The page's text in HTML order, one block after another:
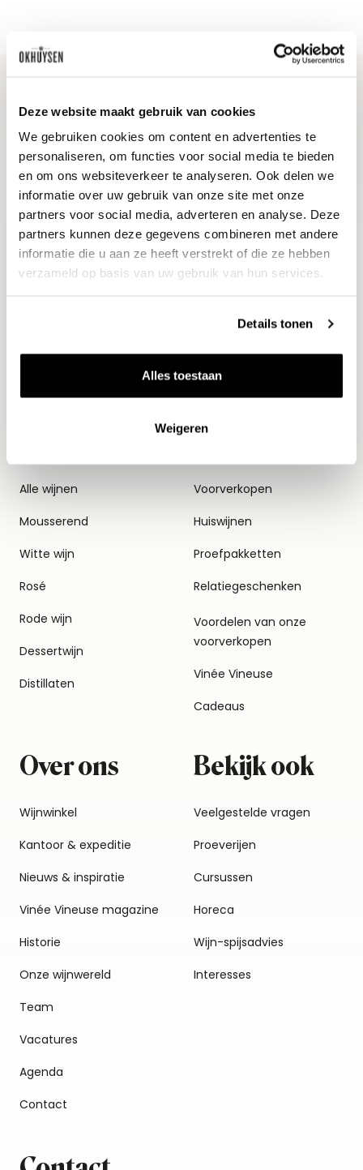
Deze website maakt gebruik van cookies
We gebruiken cookies om content en advertenties te
personaliseren, om functies voor social media te bieden
en om ons websiteverkeer te analyseren. Ook delen we
informatie over uw gebruik van onze site met onze
partners voor social media, adverteren en analyse. Deze
partners kunnen deze gegevens combineren met andere
informatie die u aan ze heeft verstrekt of die ze hebben
verzameld op basis van uw gebruik van hun services.
Details tonen
Alles toestaan
Weigeren
Blijf op de hoogte
Ontvang het laatste wijnnieuws, proeverijen en
evenementen
E-mailadres
Aanmelden
Alle wijnen
Mousserend
Witte wijn
Rosé
Rode wijn
Dessertwijn
Distillaten
Thema's
Voorverkopen
Huiswijnen
Proefpakketten
Relatiegeschenken
Voordelen van onze
voorverkopen
Vinée Vineuse
Cadeaus
Over ons
Wijnwinkel
Kantoor & expeditie
Nieuws & inspiratie
Vinée Vineuse magazine
Historie
Onze wijnwereld
Team
Vacatures
Agenda
Contact
Bekijk ook
Veelgestelde vragen
Proeverijen
Cursussen
Horeca
Wijn-spijsadvies
Interesses